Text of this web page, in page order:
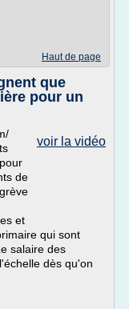
Haut de page
que
pour un
voir la vidéo
de
et
qui sont
salaire des
dès qu'on